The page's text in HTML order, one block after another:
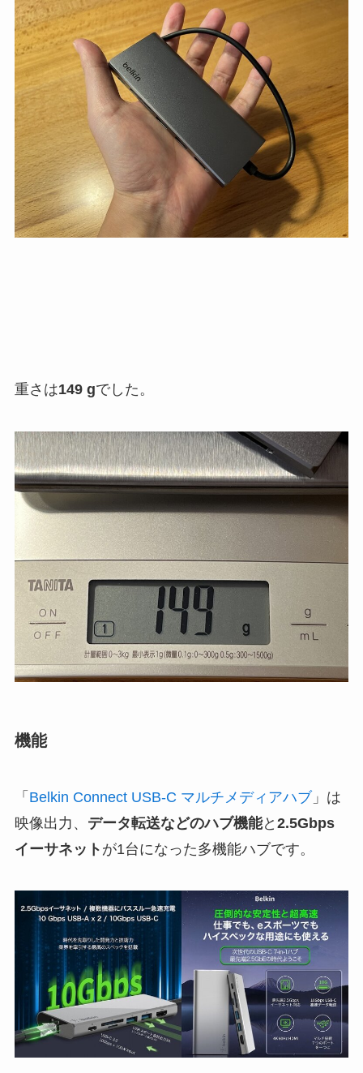
重さは149 gでした。
機能
「 Belkin Connect USB-C マルチメディアハブ」は
映像出力、 データ転送などのハブ機能と 2.5Gbps
イーサネット が1台になった多機能ハブです。